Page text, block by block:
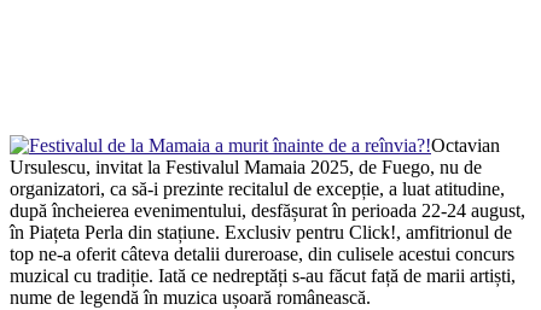
Octavian
Ursulescu, invitat la Festivalul Mamaia 2025, de Fuego, nu de
organizatori, ca să-i prezinte recitalul de excepție, a luat atitudine,
după încheierea evenimentului, desfășurat în perioada 22-24 august,
în Piațeta Perla din stațiune. Exclusiv pentru Click!, amfitrionul de
top ne-a oferit câteva detalii dureroase, din culisele acestui concurs
muzical cu tradiție. Iată ce nedreptăți s-au făcut față de marii artiști,
nume de legendă în muzica ușoară românească.